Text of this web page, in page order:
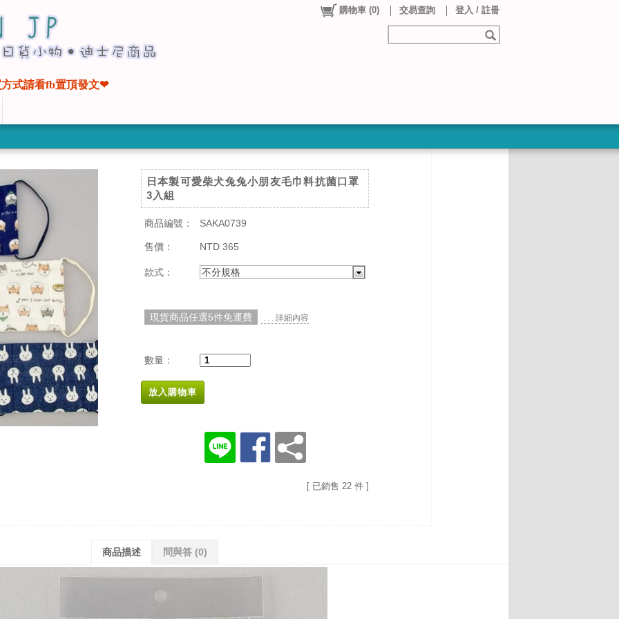
購物車 (0) 交易查詢 登入 / 註冊
式請看fb置頂發文❤
日本製可愛柴犬兔兔小朋友毛巾料抗菌口罩
3入組
商品編號： SAKA0739
售價： NTD 365
款式： 不分規格
現貨商品任選5件免運費 . . . 詳細內容
數量：
放入購物車
[ 已銷售 22 件 ]
商品描述 問與答 (0)